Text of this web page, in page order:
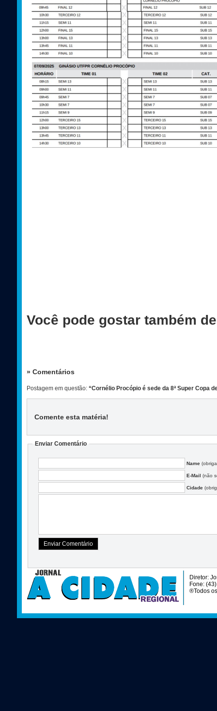
Você pode gostar também
» Comentários
Postagem em questão: “Cornélio Procópio é sede da 8ª Super Copa
Comente esta matéria!
Enviar Comentário
Name
E-Mail (não
Cidade
Diretor:
Fone:
®Todos